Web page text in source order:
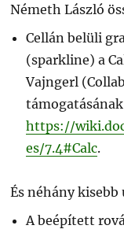
Németh László
Cellán belüli
(sparkline) a
Vajngerl
https://
es/7.4#Calc.
És néhány kisebb
A beépített